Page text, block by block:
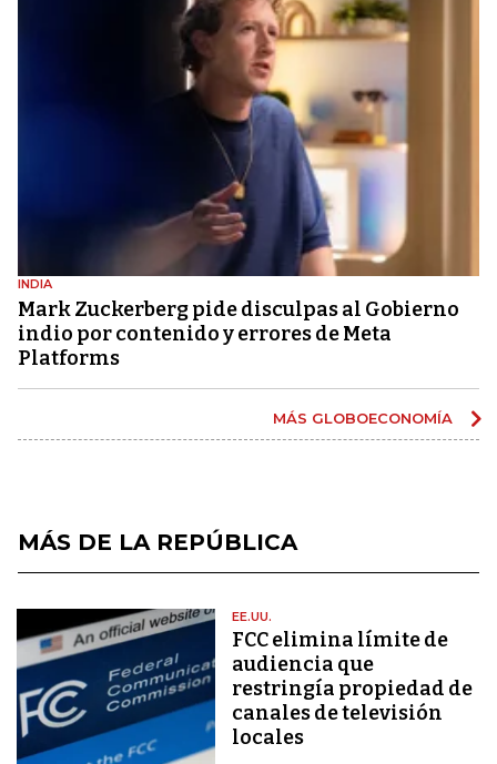
INDIA
Mark Zuckerberg pide disculpas al Gobierno
indio por contenido y errores de Meta
Platforms
MÁS GLOBOECONOMÍA
MÁS DE LA REPÚBLICA
EE.UU.
FCC elimina límite de
audiencia que
restringía propiedad de
canales de televisión
locales